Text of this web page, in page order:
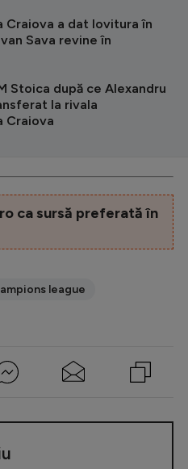
Craiova a dat lovitura în
Sava revine în
Stoica după ce Alexandru
la rivala
Craiova
ca sursă preferată în
league